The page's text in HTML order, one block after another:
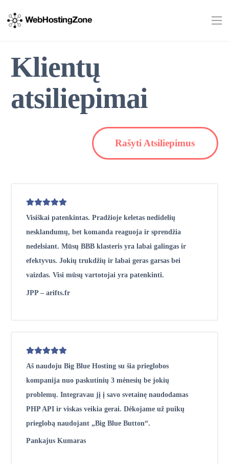
Klientų
atsiliepimai
Rašyti Atsiliepimus
Visiškai patenkintas. Pradžioje keletas nedidelių
nesklandumų, bet komanda reaguoja ir sprendžia
nedelsiant. Mūsų BBB klasteris yra labai galingas ir
efektyvus. Jokių trukdžių ir labai geras garsas bei
vaizdas. Visi mūsų vartotojai yra patenkinti.
JPP – arifts.fr
Aš naudoju Big Blue Hosting su šia prieglobos
kompanija nuo paskutinių 3 mėnesių be jokių
problemų. Integravau jį į savo svetainę naudodamas
PHP API ir viskas veikia gerai. Dėkojame už puikų
prieglobą naudojant „Big Blue Button“.
Pankajus Kumaras